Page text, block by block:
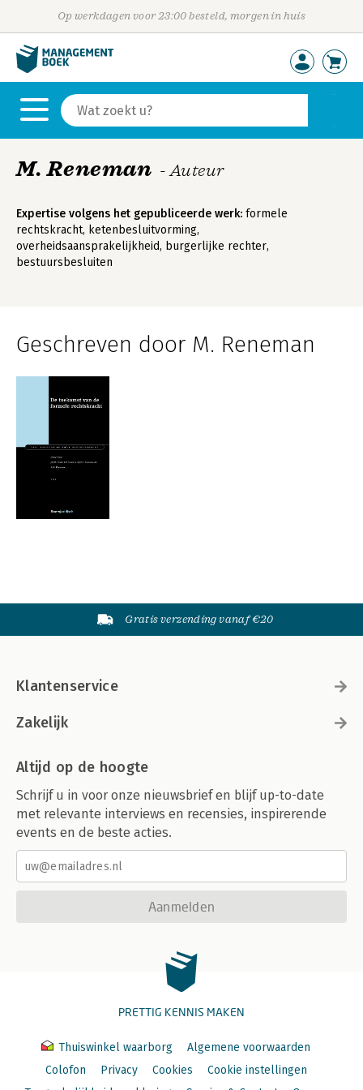
Op werkdagen voor 23:00 besteld, morgen in huis
M. Reneman - Auteur
Expertise volgens het gepubliceerde werk: formele
rechtskracht, ketenbesluitvorming,
overheidsaansprakelijkheid, burgerlijke rechter,
bestuursbesluiten
Geschreven door M. Reneman
Gratis verzending vanaf €20
Klantenservice
Zakelijk
Altijd op de hoogte
Schrijf u in voor onze nieuwsbrief en blijf up-to-date
met relevante interviews en recensies, inspirerende
events en de beste acties.
Aanmelden
PRETTIG KENNIS MAKEN
Thuiswinkel waarborg
Algemene voorwaarden
Colofon
Privacy Cookies
Cookie instellingen